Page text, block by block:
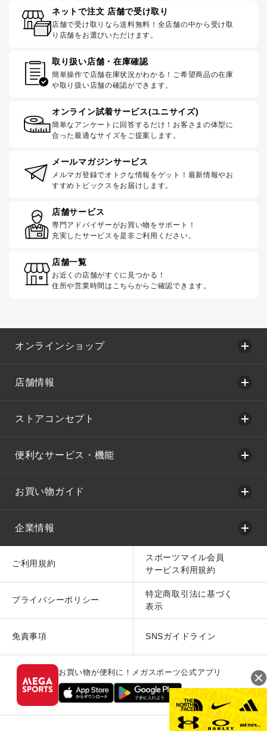
ネットで注文 店舗で受け取り
店舗で受け取りなら送料無料！全店舗の中から受け取
り店舗をお選びいただけます。
取り扱い店舗・在庫確認
簡単操作で店舗在庫状況がわかる！ご希望商品の在庫
や取り扱い店舗の確認ができます。
オンライン試着サービス(ユニサイズ)
簡単なアンケートに回答するだけ！お客さまの体型に
合った最適なサイズをご提案します。
メールマガジンサービス
メルマガ登録でオトクな情報をゲット！最新情報やお
すすめトピックスをお届けします。
店舗サービス
専門アドバイザーがお買い物をサポート！
充実したサービスを是非ご利用ください。
店舗一覧
お近くの店舗がすぐに見つかる！
住所や営業時間はこちらからご確認できます。
オンラインショップ
店舗情報
ストアコンセプト
便利なサービス・機能
お買い物ガイド
企業情報
ご利用規約
スポーツマイル会員
サービス利用規約
プライバシーポリシー
特定商取引法に基づく
表示
免責事項 SNSガイドライン
お買い物が便利に！メガスポーツ公式アプリ